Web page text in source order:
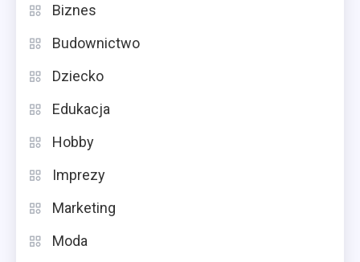
Biznes
Budownictwo
Dziecko
Edukacja
Hobby
Imprezy
Marketing
Moda